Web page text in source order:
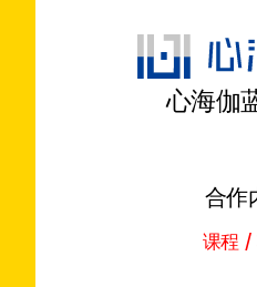
心海伽
合作
课程 /